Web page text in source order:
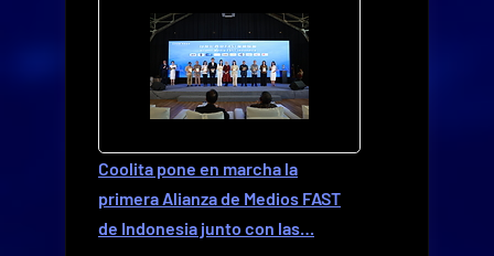
Coolita pone en marcha la
primera Alianza de Medios FAST
de Indonesia junto con las…